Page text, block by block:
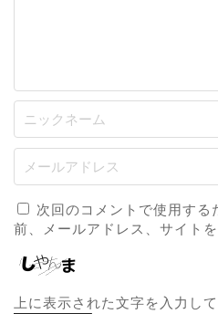
次回のコメントで使用する
前、メールアドレス、サイトを
上に表示された文字を入力し